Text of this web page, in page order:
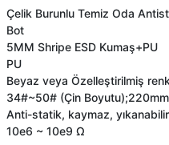
Çelik Burunlu Temiz Oda
Bot
5MM Shripe ESD Kumaş+PU
PU
Beyaz veya Özelleştirilmiş renk
34#~50# (Çin
Anti-statik, kaymaz, yıkanabilir
10e6 ~ 10e9 Ω